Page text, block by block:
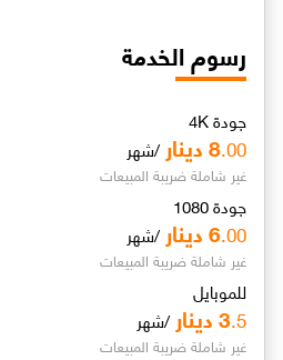
رسوم الخدمة
جودة 4K
8.00 دينار /شهر
غير شاملة ضريبة المبيعات
جودة 1080
6.00 دينار /شهر
غير شاملة ضريبة المبيعات
للموبايل
3.5 دينار /شهر
غير شاملة ضريبة المبيعات